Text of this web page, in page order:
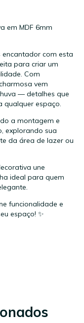
em MDF 6mm
encantador com esta
para criar um
Com
vem
— detalhes que
espaço.
a montagem e
explorando sua
da área de lazer ou
une
ideal para quem
funcionalidade e
espaço! ✨